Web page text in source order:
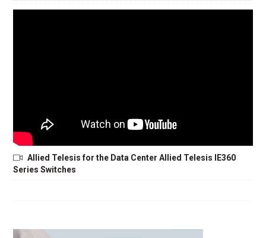
Allied Telesis for the Data Center Allied Telesis IE360
Series Switches